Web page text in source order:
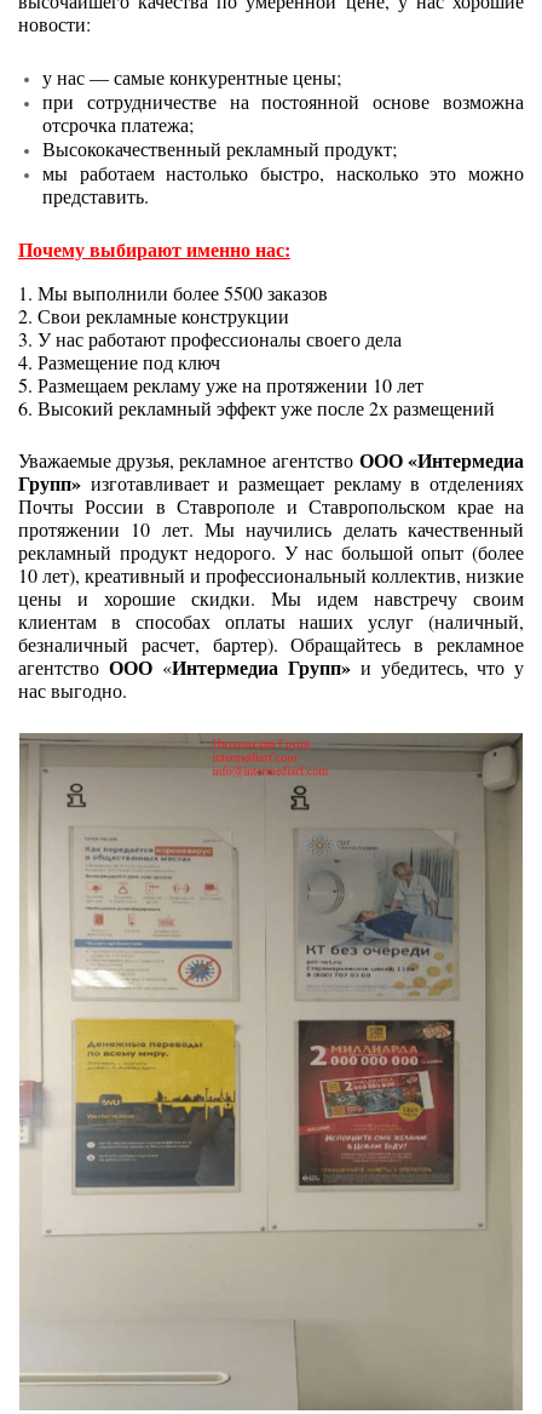
новости:
у нас — самые конкурентные цены;
при сотрудничестве на постоянной основе возможна
отсрочка платежа;
Высококачественный рекламный продукт;
мы работаем настолько быстро, насколько это можно
представить.
Почему выбирают именно нас:
1. Мы выполнили более 5500 заказов
2. Свои рекламные конструкции
3. У нас работают профессионалы своего дела
4. Размещение под ключ
5. Размещаем рекламу уже на протяжении 10 лет
6. Высокий рекламный эффект уже после 2х размещений
Уважаемые друзья, рекламное агентство ООО «Интермедиа
Групп» изготавливает и размещает рекламу в отделениях
Почты России в Ставрополе и Ставропольском крае на
протяжении 10 лет. Мы научились делать качественный
рекламный продукт недорого. У нас большой опыт (более
10 лет), креативный и профессиональный коллектив, низкие
цены и хорошие скидки. Мы идем навстречу своим
клиентам в способах оплаты наших услуг (наличный,
безналичный расчет, бартер). Обращайтесь в рекламное
агентство ООО«Интермедиа Групп»и убедитесь, что у
нас выгодно.